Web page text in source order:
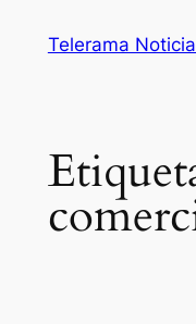
Telerama